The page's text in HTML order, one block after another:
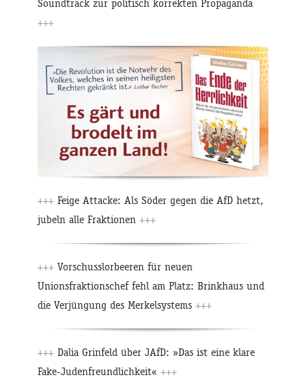
Soundtrack zur politisch korrekten Propaganda
+++
+++ Feige Attacke: Als Söder gegen die AfD hetzt,
jubeln alle Fraktionen +++
+++ Vorschusslorbeeren für neuen
Unionsfraktionschef fehl am Platz: Brinkhaus und
die Verjüngung des Merkelsystems +++
+++ Dalia Grinfeld über JAfD: »Das ist eine klare
Fake-Judenfreundlichkeit« +++